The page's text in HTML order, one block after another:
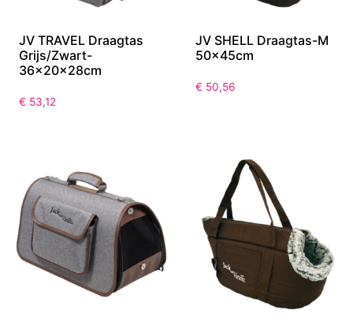
JV TRAVEL Draagtas
Grijs/Zwart-
36x20x28cm
€ 53,12
JV SHELL Draagtas-M
50x45cm
€ 50,56